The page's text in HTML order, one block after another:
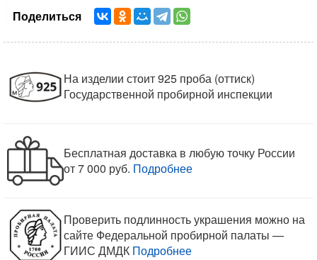
Поделиться
На изделии стоит 925 проба (оттиск)
Государственной пробирной инспекции
Бесплатная доставка в любую точку России
от 7 000 руб. Подробнее
Проверить подлинность украшения можно на
сайте Федеральной пробирной палаты —
ГИИС ДМДК Подробнее